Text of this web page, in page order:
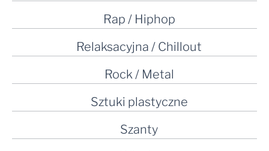
Rap / Hiphop
Relaksacyjna / Chillout
Rock / Metal
Sztuki plastyczne
Szanty